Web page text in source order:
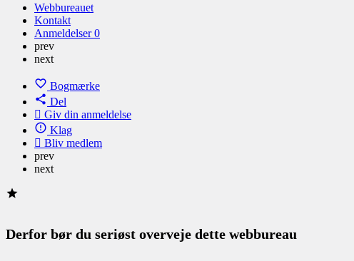
Webbureauet
Kontakt
Anmeldelser0
prev
next
Bogmærke
Del
Giv din anmeldelse
Klag
Bliv medlem
prev
next
Derfor bør du seriøst overveje dette webbureau